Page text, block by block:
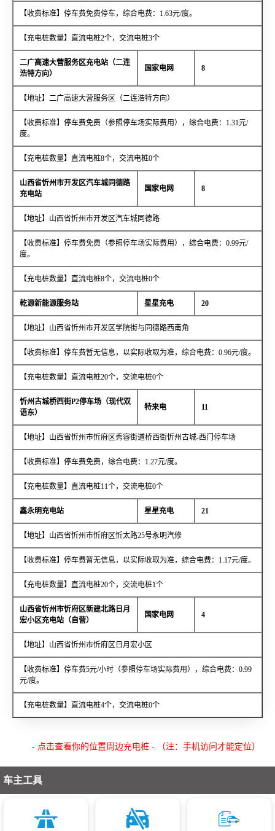
【收费标准】停车费免费停车，综合电费：1.63元/度。
【充电桩数量】直流电桩2个，交流电桩3个
二广高速大营服务区充电站（二连
浩特方向）
国家电网 8
【地址】二广高速大营服务区（二连浩特方向）
【收费标准】停车费免费（参照停车场实际费用），综合电费：1.31元/
度。
【充电桩数量】直流电桩8个，交流电桩0个
山西省忻州市开发区汽车城同德路
充电站
国家电网 8
【地址】山西省忻州市开发区汽车城同德路
【收费标准】停车费免费（参照停车场实际费用），综合电费：0.99元/
度。
【充电桩数量】直流电桩8个，交流电桩0个
乾源新能源服务站 星星充电 20
【地址】山西省忻州市开发区学院街与同德路西南角
【收费标准】停车费暂无信息，以实际收取为准，综合电费：0.96元/度。
【充电桩数量】直流电桩20个，交流电桩0个
忻州古城桥西街P2停车场（现代双
语东）
特来电 11
【地址】山西省忻州市忻府区秀容街道桥西街忻州古城-西门停车场
【收费标准】停车费免费，综合电费：1.27元/度。
【充电桩数量】直流电桩11个，交流电桩0个
鑫永明充电站 星星充电 21
【地址】山西省忻州市忻府区忻太路25号永明汽修
【收费标准】停车费暂无信息，以实际收取为准，综合电费：1.17元/度。
【充电桩数量】直流电桩20个，交流电桩1个
山西省忻州市忻府区新建北路日月
宏小区充电站（自营）
国家电网 4
【地址】山西省忻州市忻府区日月宏小区
【收费标准】停车费5元/小时（参照停车场实际费用），综合电费：0.99
元/度。
【充电桩数量】直流电桩4个，交流电桩0个
- 点击查看你的位置周边充电桩 - （注：手机访问才能定位）
车主工具